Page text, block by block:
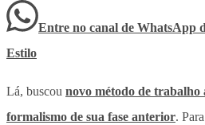
Entre no canal de WhatsApp
Estilo
Lá, buscou novo método de
formalismo de sua fase anterior.